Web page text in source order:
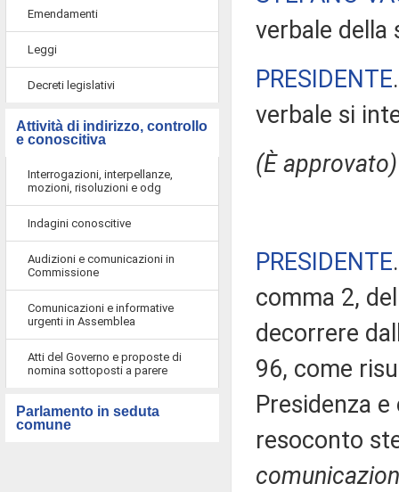
Emendamenti
Leggi
Decreti legislativi
Attività di indirizzo, controllo
e conoscitiva
Interrogazioni, interpellanze,
mozioni, risoluzioni e odg
Indagini conoscitive
Audizioni e comunicazioni in
Commissione
Comunicazioni e informative
urgenti in Assemblea
Atti del Governo e proposte di
nomina sottoposti a parere
Parlamento in seduta
comune
verbale della
PRESIDENTE
verbale si
(È approvato)
PRESIDENTE
comma 2,
decorrere
96, come
Presidenza
resoconto